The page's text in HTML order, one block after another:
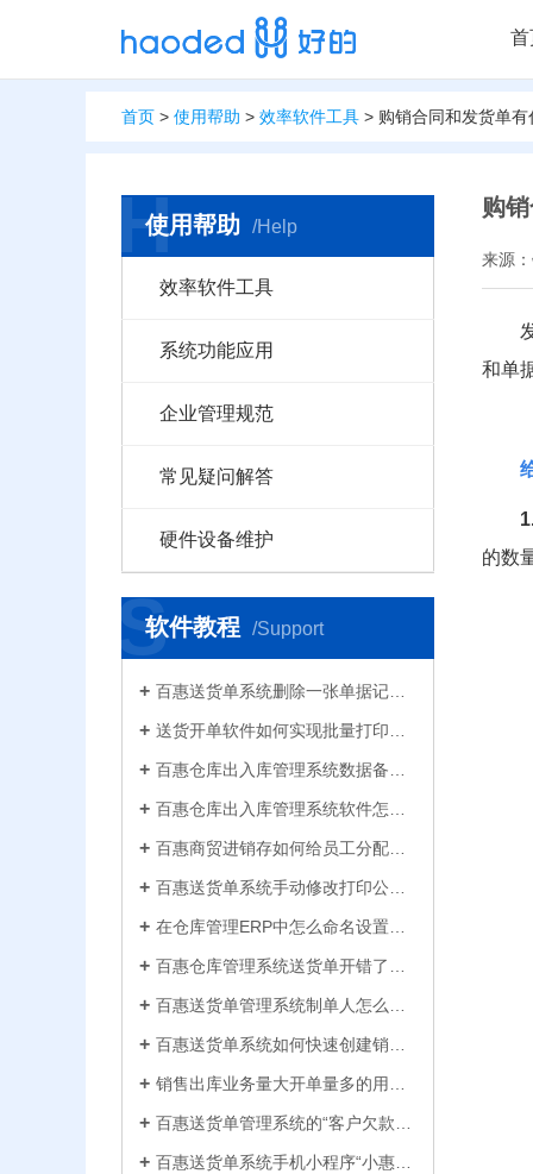
首
首页 > 使用帮助 > 效率软件工具 > 购销合同和发货单
使用帮助 /Help
H
效率软件工具
系统功能应用
企业管理规范
常见疑问解答
硬件设备维护
软件教程 /Support
S
百惠送货单系统删除一张单据记录的方法！已打印的话先反审核，删除单据应该注意..
送货开单软件如何实现批量打印？新增录入保存送货单，在批量打印功能，选择多张单打印
百惠仓库出入库管理系统数据备份的方法！存放位置怎么选？生成的备份文件有什么用的..
百惠仓库出入库管理系统软件怎么清空库存数据？需要先备份吗？整理库存量的好处有..
百惠商贸进销存如何给员工分配使用权限？ERP系统权责清晰分工明确带来的各种便利
百惠送货单系统手动修改打印公司名称抬头，支持多个公司名称切换，可设计表格模板
在仓库管理ERP中怎么命名设置仓库名称更科学有效？百惠仓库系统修改仓库名称的方法
百惠仓库管理系统送货单开错了怎么删除？删除单据后会对仓库库存数量会产生什么影响？
百惠送货单管理系统制单人怎么修改？可以设置业务员吗？制单人需要打印在送货单上吗？
百惠送货单系统如何快速创建销售出库单？可直接引用订单、导入Excel、复制历史单据…
销售出库业务量大开单量多的用什么软件？能查询统计收款开票打印？送货单软件有哪些
百惠送货单管理系统的“客户欠款”怎么是计算出来的？如果客户应收款余额有误时应该..
百惠送货单系统手机小程序“小惠助理”登录绑定，在微信给客户好友发电子送货单
购
来源
和单
的数